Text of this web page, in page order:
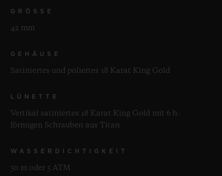
GRÖSSE
42 mm
GEHÄUSE
Satiniertes und poliertes 18 Karat King Gold
LÜNETTE
Vertikal satiniertes 18 Karat King Gold mit 6 h-
förmigen Schrauben aus Titan
WASSERDICHTIGKEIT
50 m oder 5 ATM